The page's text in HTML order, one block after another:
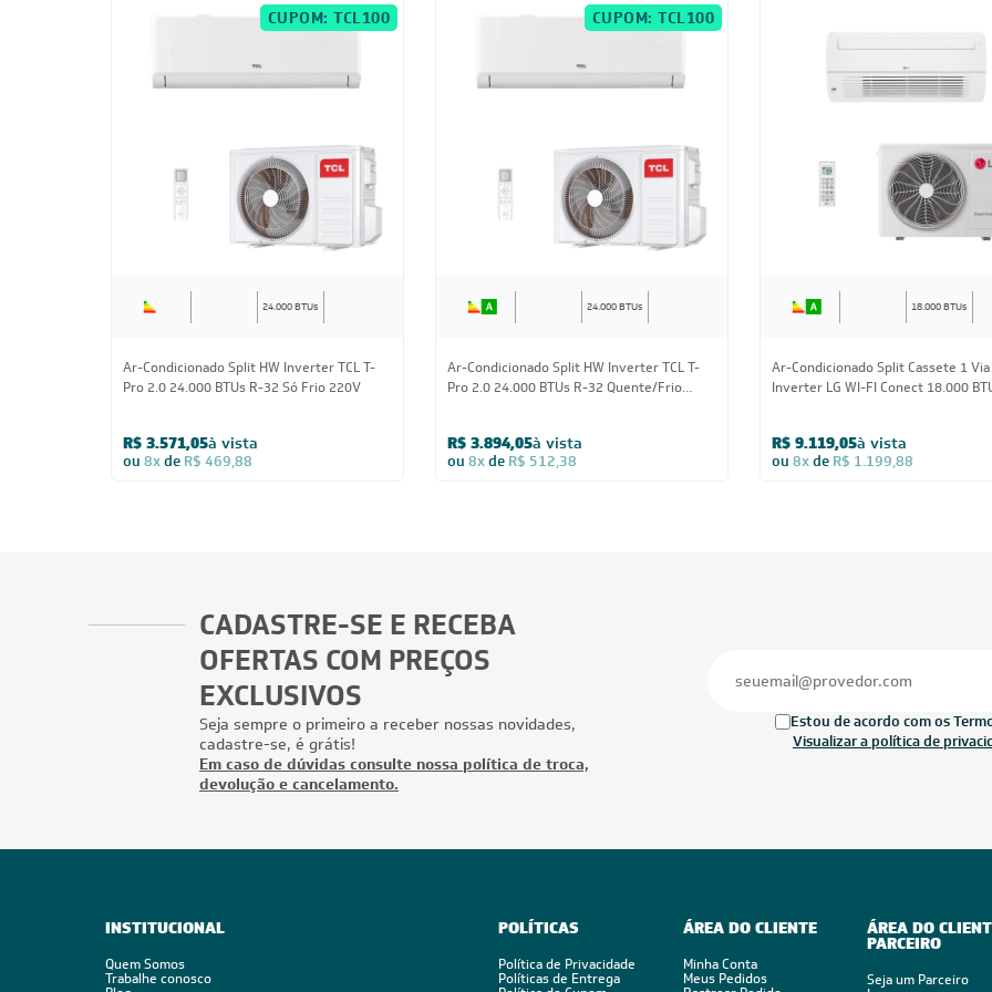
CUPOM: TCL100
24.000 BTUs
Ar-Condicionado Split HW Inverter TCL T-
Pro 2.0 24.000 BTUs R-32 Só Frio 220V
R$ 3.571,05à vista
ou 8xde R$ 469,88
CUPOM: TCL100
24.000 BTUs
Ar-Condicionado Split HW Inverter TCL T-
Pro 2.0 24.000 BTUs R-32 Quente/Frio
R$ 3.894,05à vista
ou 8xde R$ 512,38
18.000 BTUs
Ar-Condicionado Split Cassete 1 Via
Inverter LG WI-FI Conect 18.000
R$ 9.119,05à vista
ou 8xde R$ 1.199,88
CADASTRE-SE E RECEBA
OFERTAS COM PREÇOS
EXCLUSIVOS
Seja sempre o primeiro a receber nossas novidades,
cadastre-se, é grátis!
Em caso de dúvidas consulte nossa política de troca,
devolução e cancelamento.
Estou de acordo com os
Visualizar a política de
INSTITUCIONAL
Quem Somos
Trabalhe conosco
POLÍTICAS
Política de Privacidade
Políticas de Entrega
ÁREA DO CLIENTE
Minha Conta
Meus Pedidos
ÁREA DO
PARCEIRO
Seja um Parceiro